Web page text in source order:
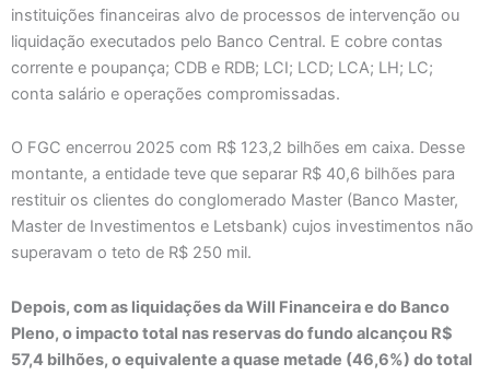
instituições financeiras alvo de processos de intervenção ou
liquidação executados pelo Banco Central. E cobre contas
corrente e poupança; CDB e RDB; LCI; LCD; LCA; LH; LC;
conta salário e operações compromissadas.
O FGC encerrou 2025 com R$ 123,2 bilhões em caixa. Desse
montante, a entidade teve que separar R$ 40,6 bilhões para
restituir os clientes do conglomerado Master (Banco Master,
Master de Investimentos e Letsbank) cujos investimentos não
superavam o teto de R$ 250 mil.
Depois, com as liquidações da Will Financeira e do Banco
Pleno, o impacto total nas reservas do fundo alcançou R$
57,4 bilhões, o equivalente a quase metade (46,6%) do total